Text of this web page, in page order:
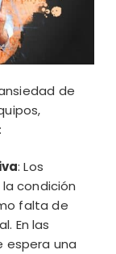
de
: Los
condición
falta de
En las
espera una